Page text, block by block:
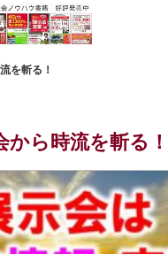
を斬る！
から時流を斬る！